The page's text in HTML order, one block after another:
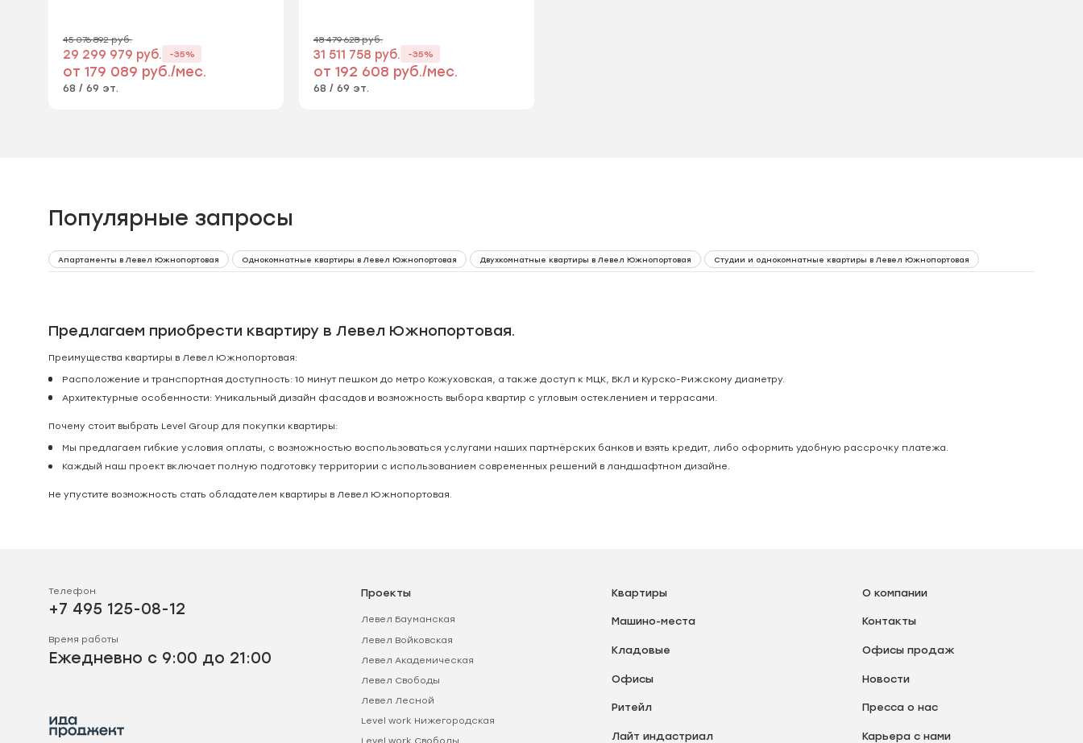
45 076 892 руб.
29 299 979 руб. -35%
от 179 089 руб./мес.
68 / 69 эт.
48 479 628 руб.
31 511 758 руб. -35%
от 192 608 руб./мес.
68 / 69 эт.
Популярные запросы
Апартаменты в Левел Южнопортовая Однокомнатные квартиры в Левел Южнопортовая Двухкомнатные квартиры в Левел Южнопортовая Студии и однокомнатные квартиры в Левел Южнопортовая
Предлагаем приобрести квартиру в Левел Южнопортовая.
Преимущества квартиры в Левел Южнопортовая:
Расположение и транспортная доступность: 10 минут пешком до метро Кожуховская, а также доступ к МЦК, БКЛ и Курско-Рижскому диаметру.
Архитектурные особенности: Уникальный дизайн фасадов и возможность выбора квартир с угловым остеклением и террасами.
Почему стоит выбрать Level Group для покупки квартиры:
Мы предлагаем гибкие условия оплаты, с возможностью воспользоваться услугами наших партнёрских банков и взять кредит, либо оформить удобную рассрочку платежа.
Каждый наш проект включает полную подготовку территории с использованием современных решений в ландшафтном дизайне.
Не упустите возможность стать обладателем квартиры в Левел Южнопортовая.
Телефон
+7 495 125-08-12
Время работы
Ежедневно с 9:00 до 21:00
Проекты
Левел Бауманская
Левел Войковская
Левел Академическая
Левел Свободы
Левел Лесной
Level work Нижегородская
Level work Свободы
Квартиры
Машино-места
Кладовые
Офисы
Ритейл
Лайт индастриал
О компании
Контакты
Офисы продаж
Новости
Пресса о нас
Карьера с нами